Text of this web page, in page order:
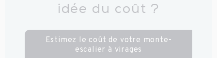
idée du coût ?
Estimez le coût de votre monte-
escalier à virages